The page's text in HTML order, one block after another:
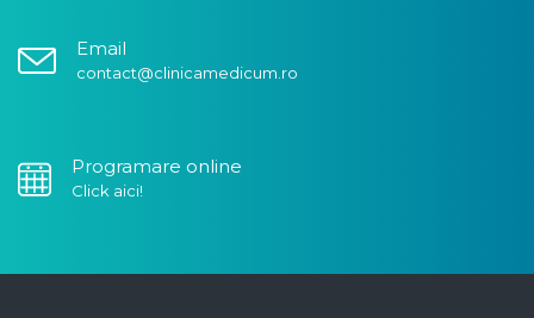
Email
contact@clinicamedicum.ro
Programare online
Click aici!